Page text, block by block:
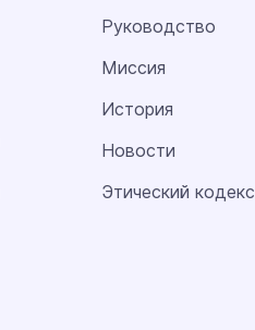
Руководство
Миссия
История
Новости
Этический кодекс